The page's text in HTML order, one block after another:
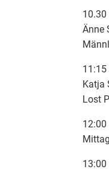
Änne
Katja
Lost